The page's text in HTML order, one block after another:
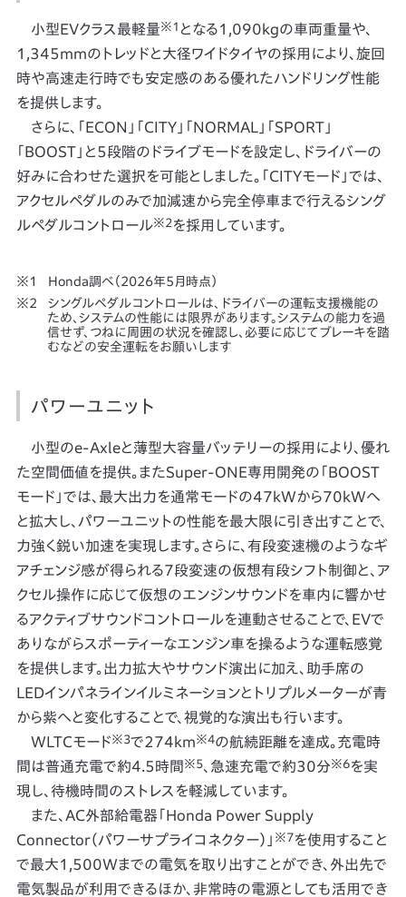
小型EVクラス最軽量※1 となる1,090kgの車両重量や、
1,345mmのトレッドと大径ワイドタイヤの採用により、旋回
時や高速走行時でも安定感のある優れたハンドリング性能
を提供します。
さらに、「ECON」「CITY」「NORMAL」「SPORT」
「BOOST」と5段階のドライブモードを設定し、ドライバーの
好みに合わせた選択を可能としました。「CITYモード」では、
アクセルペダルのみで加減速から完全停車まで行えるシング
ルペダルコントロール※2を採用しています。
Honda調べ（2026年5月時点）
シングルペダルコントロールは、ドライバーの運転支援機能の
ため、システムの性能には限界があります。システムの能力を過
信せず、つねに周囲の状況を確認し、必要に応じてブレーキを踏
むなどの安全運転をお願いします
パワーユニット
小型のe-Axleと薄型大容量バッテリーの採用により、優れ
た空間価値を提供。またSuper-ONE専用開発の「BOOST
モード」では、最大出力を通常モードの47kWから70kWへ
と拡大し、パワーユニットの性能を最大限に引き出すことで、
力強く鋭い加速を実現します。さらに、有段変速機のようなギ
アチェンジ感が得られる7段変速の仮想有段シフト制御と、ア
クセル操作に応じて仮想のエンジンサウンドを車内に響かせ
るアクティブサウンドコントロールを連動させることで、EVで
ありながらスポーティーなエンジン車を操るような運転感覚
を提供します。出力拡大やサウンド演出に加え、助手席の
LEDインパネラインイルミネーションとトリプルメーターが青
から紫へと変化することで、視覚的な演出も行います。
WLTCモード※3で274km※4の航続距離を達成。充電時
間は普通充電で約4.5時間 ※5、急速充電で約30分※6を実
現し、待機時間のストレスを軽減しています。
また、AC外部給電器「Honda Power Supply
Connector（パワーサプライコネクター）」 ※7を使用すること
で最大1,500Wまでの電気を取り出すことができ、外出先で
電気製品が利用できるほか、非常時の電源としても活用でき